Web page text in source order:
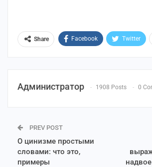
Share Facebook Twitter
Администратор 1908 Posts 0
PREV POST
О цинизме простыми
словами: что это,
примеры